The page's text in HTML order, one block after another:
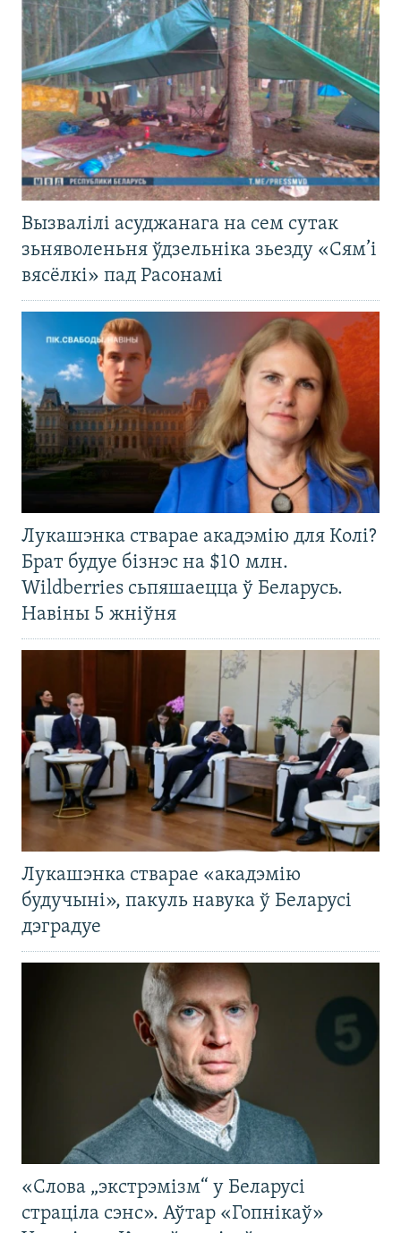
Вызвалілі асуджанага на сем сутак
зьняволеньня ўдзельніка зьезду «Сям’і
вясёлкі» пад Расонамі
Лукашэнка стварае акадэмію для Колі?
Брат будуе бізнэс на $10 млн.
Wildberries сьпяшаецца ў Беларусь.
Навіны 5 жніўня
Лукашэнка стварае «акадэмію
будучыні», пакуль навука ў Беларусі
дэградуе
«Слова „экстрэмізм“ у Беларусі
страціла сэнс». Аўтар «Гопнікаў»